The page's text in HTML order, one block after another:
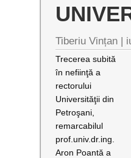
Tiberiu Vințan |
Trecerea subită
în nefiinţă a
rectorului
Universităţii din
Petroşani,
remarcabilul
prof.univ.dr.ing.
Aron Poantă a